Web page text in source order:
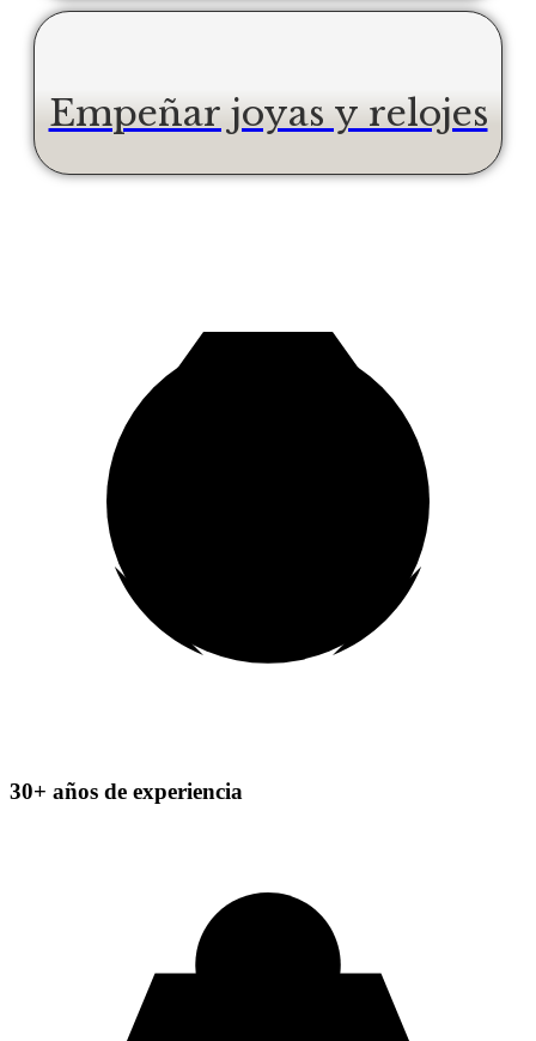
Empeñar joyas y relojes
30+ años de experiencia